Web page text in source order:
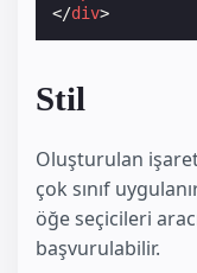
</div>
Stil
Oluşturulan
çok sınıf
öğe seçicileri
başvurulabilir.